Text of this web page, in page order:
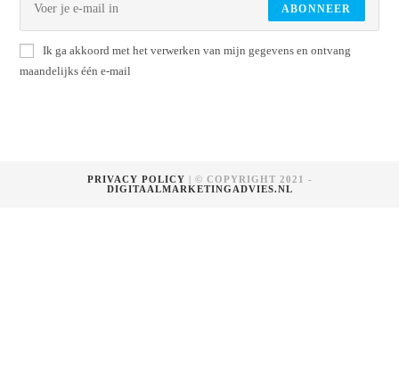
ABONNEER
Ik ga akkoord met het verwerken van mijn gegevens en ontvang
maandelijks één e-mail
PRIVACY POLICY | © COPYRIGHT 2021 -
DIGITAALMARKETINGADVIES.NL